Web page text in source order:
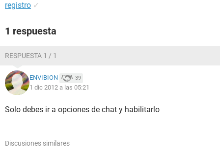
registro ✓
1 respuesta
RESPUESTA 1 / 1
ENVIBION 39
1 dic 2012 a las 05:21
Solo debes ir a opciones de chat y habilitarlo
Discusiones similares